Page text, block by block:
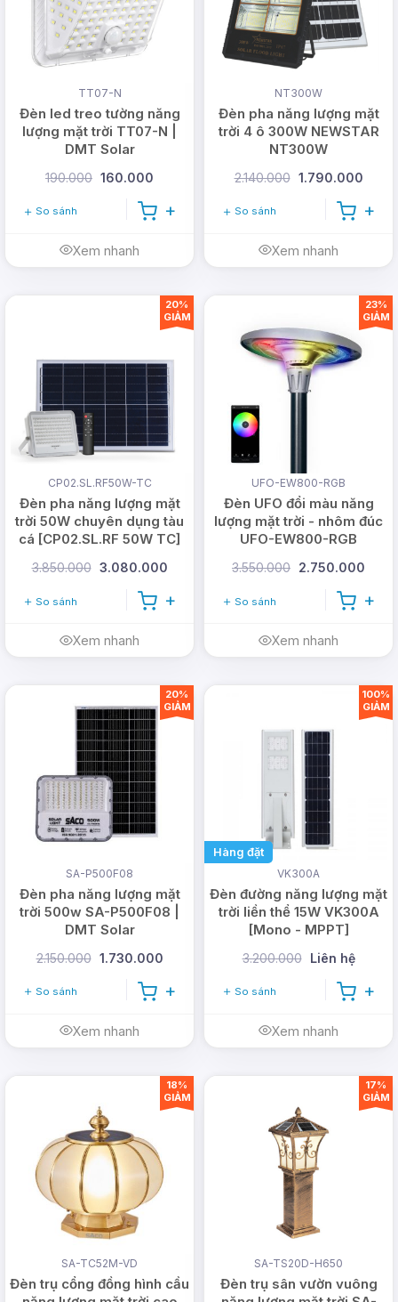
TT07-N
Đèn led treo tường năng
lượng mặt trời TT07-N |
DMT Solar
190.000 160.000
So sánh
Xem nhanh
NT300W
Đèn pha năng lượng mặt
trời 4 ô 300W NEWSTAR
NT300W
2.140.000 1.790.000
So sánh
Xem nhanh
CP02.SL.RF50W-TC
Đèn pha năng lượng mặt
trời 50W chuyên dụng tàu
cá [CP02.SL.RF 50W TC]
3.850.000 3.080.000
So sánh
Xem nhanh
20%
GIẢM
UFO-EW800-RGB
Đèn UFO đổi màu năng
lượng mặt trời - nhôm đúc
UFO-EW800-RGB
3.550.000 2.750.000
So sánh
Xem nhanh
23%
GIẢM
SA-P500F08
Đèn pha năng lượng mặt
trời 500w SA-P500F08 |
DMT Solar
2.150.000 1.730.000
So sánh
Xem nhanh
20%
GIẢM
Hàng đặt
VK300A
Đèn đường năng lượng mặt
trời liền thể 15W VK300A
[Mono - MPPT]
3.200.000 Liên hệ
So sánh
Xem nhanh
100%
GIẢM
SA-TC52M-VD
Đèn trụ cổng đồng hình cầu
18%
GIẢM
SA-TS20D-H650
Đèn trụ sân vườn vuông
17%
GIẢM